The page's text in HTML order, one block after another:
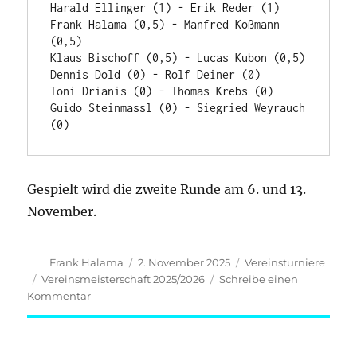
Harald Ellinger (1) - Erik Reder (1)
Frank Halama (0,5) - Manfred Koßmann
(0,5)
Klaus Bischoff (0,5) - Lucas Kubon (0,5)
Dennis Dold (0) - Rolf Deiner (0)
Toni Drianis (0) - Thomas Krebs (0)
Guido Steinmassl (0) - Siegried Weyrauch
(0)
Gespielt wird die zweite Runde am 6. und 13.
November.
Autor
Frank Halama
Veröffentlicht
am
2. November 2025 Kategorien
Vereinsturniere
Schlagwörter
Vereinsmeisterschaft 2025/2026
Schreibe einen
Kommentarzu
Vereinsmeisterschaft